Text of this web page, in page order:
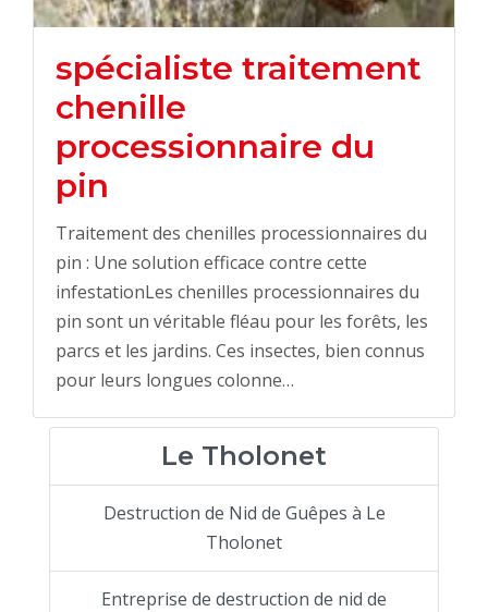
spécialiste traitement
chenille
processionnaire du
pin
Traitement des chenilles processionnaires du
pin : Une solution efficace contre cette
infestationLes chenilles processionnaires du
pin sont un véritable fléau pour les forêts, les
parcs et les jardins. Ces insectes, bien connus
pour leurs longues colonne…
Le Tholonet
Destruction de Nid de Guêpes à Le
Tholonet
Entreprise de destruction de nid de